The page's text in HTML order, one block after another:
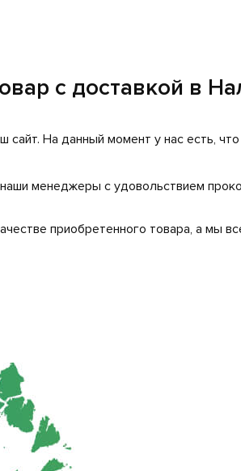
с доставкой в
На данный момент у нас есть,
менеджеры с удовольствием
приобретенного товара, а мы